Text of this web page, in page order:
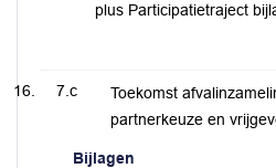
plus Participatietraject
7.c
Toekomst
partnerkeuze en
Bijlagen